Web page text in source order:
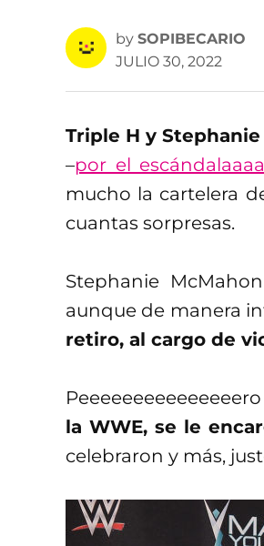
by SOPIBECARIO
JULIO 30, 2022
Triple H y
–por el
mucho la cartelera
cuantas sorpresas.
Stephanie
aunque de manera
retiro, al cargo de
la WWE, se le
celebraron y más,